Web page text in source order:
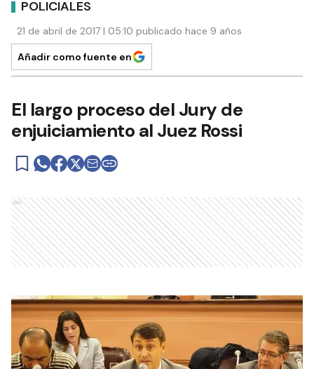
POLICIALES
21 de abril de 2017 | 05:10 publicado hace 9 años
Añadir como fuente en
El largo proceso del Jury de
enjuiciamiento al Juez Rossi
Ads